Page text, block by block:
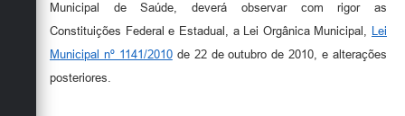
Municipal de Saúde, deverá observar com rigor as
Constituições Federal e Estadual, a Lei Orgânica Municipal, Lei
Municipal nº 1141/2010de 22 de outubro de 2010, e alterações
posteriores.